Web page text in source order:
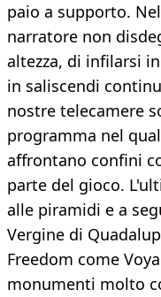
paio a supporto.
narratore non
altezza, di infilarsi
in saliscendi
nostre telecamere
programma nel
affrontano confini
parte del gioco.
alle piramidi e a
Vergine di
Freedom come
monumenti molto